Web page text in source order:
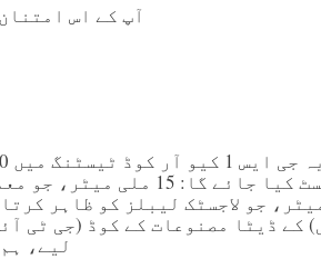
آپ کے اس
جو لاجسٹک لیبلز کو ظاہر
کے ڈیٹا مصنوعات کے کوڈ (جی ٹی
لیے،